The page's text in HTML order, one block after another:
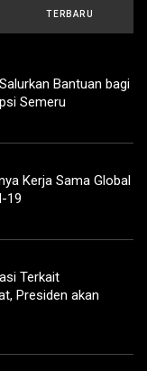
TERBARU
Bantuan bagi
Semeru
Kerja Sama Global
19
Terkait
Presiden akan